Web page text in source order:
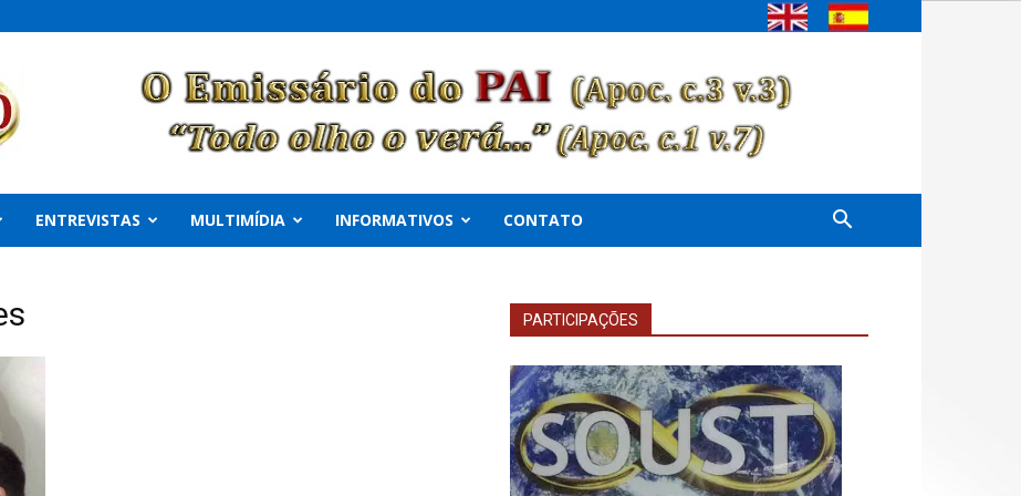
ENTREVISTAS MULTIMÍDIA INFORMATIVOS CONTATO
PARTICIPAÇÕES